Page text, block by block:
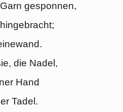
gesponnen,
die Nadel,
Hand
Tadel.